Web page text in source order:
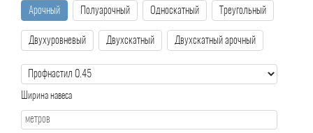
Арочный Полуарочный Односкатный Треугольный
Двухуровневый Двухскатный Двухскатный арочный
Ширина навеса